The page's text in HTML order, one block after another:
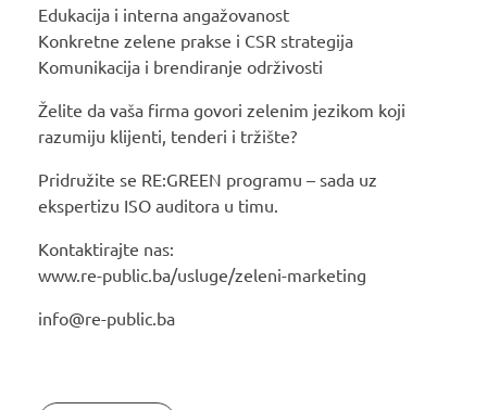
Edukacija i interna angažovanost
Konkretne zelene prakse i CSR strategija
Komunikacija i brendiranje održivosti
Želite da vaša firma govori zelenim jezikom koji
razumiju klijenti, tenderi i tržište?
Pridružite se RE:GREEN programu – sada uz
ekspertizu ISO auditora u timu.
Kontaktirajte nas:
www.re-public.ba/usluge/zeleni-marketing
info@re-public.ba